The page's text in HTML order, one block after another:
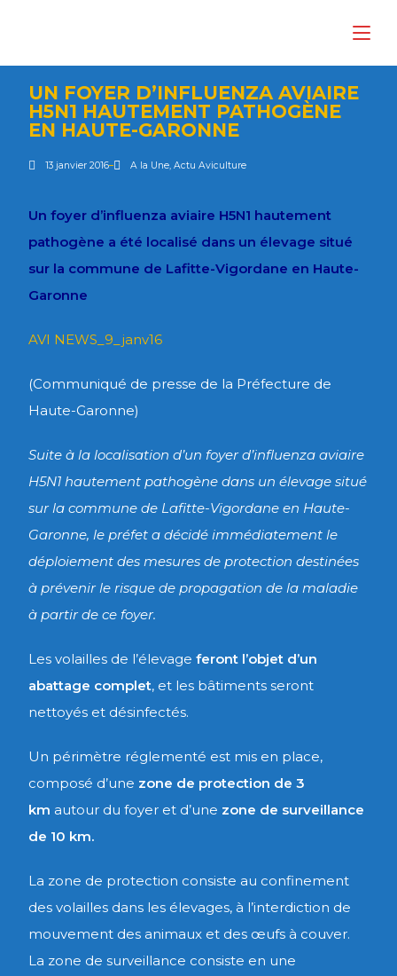
UN FOYER D’INFLUENZA AVIAIRE
H5N1 HAUTEMENT PATHOGÈNE
EN HAUTE-GARONNE
13 janvier 2016 A la Une,Actu Aviculture
Un foyer d’influenza aviaire H5N1 hautement
pathogène a été localisé dans un élevage situé
sur la commune de Lafitte-Vigordane en Haute-
Garonne
AVI NEWS_9_janv16
(Communiqué de presse de la Préfecture de
Haute-Garonne)
Suite à la localisation d’un foyer d’influenza aviaire
H5N1 hautement pathogène dans un élevage situé
sur la commune de Lafitte-Vigordane en Haute-
Garonne, le préfet a décidé immédiatement le
déploiement des mesures de protection destinées
à prévenir le risque de propagation de la maladie
à partir de ce foyer.
Les volailles de l’élevageferont l’objet d’un
abattage complet, et les bâtiments seront
nettoyés et désinfectés.
Un périmètre réglementé est mis en place,
composé d’une zone de protection de 3
km autour du foyer et d’une zone de surveillance
de 10 km.
La zone de protection consiste au confinement
des volailles dans les élevages, à l’interdiction de
mouvement des animaux et des œufs à couver.
La zone de surveillance consiste en une